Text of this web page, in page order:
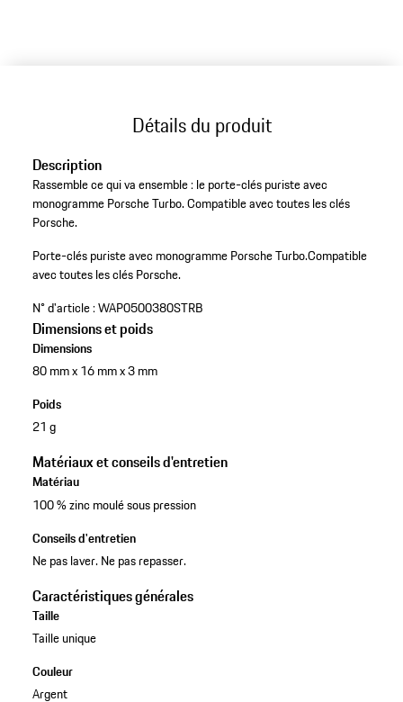
Détails du produit
Description
Rassemble ce qui va ensemble : le porte-clés puriste avec
monogramme Porsche Turbo. Compatible avec toutes les clés
Porsche.
Porte-clés puriste avec monogramme Porsche Turbo.Compatible
avec toutes les clés Porsche.
N° d'article :WAP0500380STRB
Dimensions et poids
Dimensions
80 mm x 16 mm x 3 mm
Poids
21 g
Matériaux et conseils d'entretien
Matériau
100 % zinc moulé sous pression
Conseils d'entretien
Ne pas laver. Ne pas repasser.
Caractéristiques générales
Taille
Taille unique
Couleur
Argent